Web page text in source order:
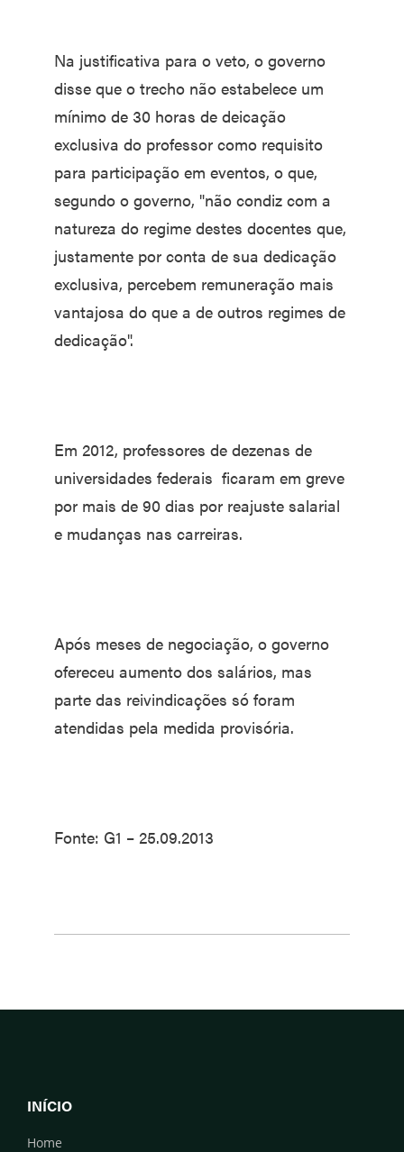
Na justificativa para o veto, o governo
disse que o trecho não estabelece um
mínimo de 30 horas de deicação
exclusiva do professor como requisito
para participação em eventos, o que,
segundo o governo, "não condiz com a
natureza do regime destes docentes que,
justamente por conta de sua dedicação
exclusiva, percebem remuneração mais
vantajosa do que a de outros regimes de
dedicação".
Em 2012, professores de dezenas de
universidades federais ficaram em greve
por mais de 90 dias por reajuste salarial
e mudanças nas carreiras.
Após meses de negociação, o governo
ofereceu aumento dos salários, mas
parte das reivindicações só foram
atendidas pela medida provisória.
Fonte: G1 – 25.09.2013
INÍCIO
Home